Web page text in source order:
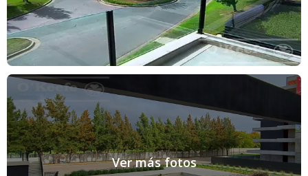
de lo establecido por la Resolución General N 2371 de la AFIP.
id: raimgngfqf
Ver más fotos